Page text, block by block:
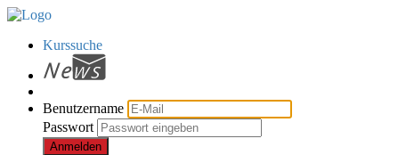
Kurssuche
Benutzername
Passwort
Anmelden